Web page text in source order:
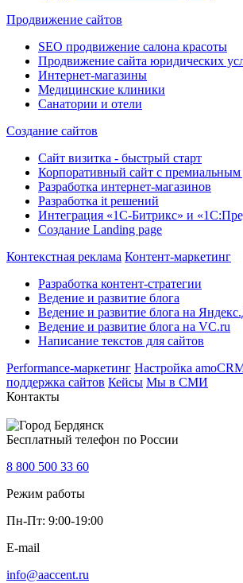
Продвижение сайтов
SEO продвижение салона красоты
Продвижение сайта юридических
Интернет-магазины
Медицинские клиники
Санатории и отели
Создание сайтов
Сайт визитка - быстрый старт
Корпоративный сайт с
Разработка интернет-магазинов
Разработка it решений
Интеграция «1С-Битрикс» и
Создание Landing page
Контекстная реклама Контент-маркетинг
Разработка контент-стратегии
Ведение и развитие блога
Ведение и развитие блога на
Ведение и развитие блога на VC.ru
Написание текстов для сайтов
Performance-маркетинг Настройка
поддержка сайтов Кейсы Мы в СМИ
Контакты
Бердянск
Бесплатный телефон по России
8 800 500 33 60
Режим работы
Пн-Пт: 9:00-19:00
E-mail
info@aaccent.ru